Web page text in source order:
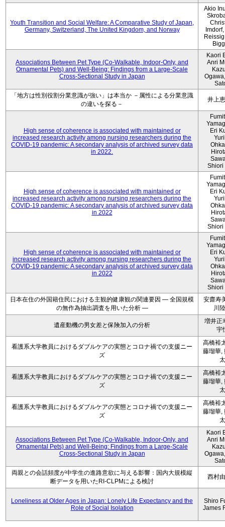
Youth Transition and Social Welfare: A Comparative Study of Japan,
Germany, Switzerland, The United Kingdom, and Norway
Akio
Associations Between Pet Type (Co-Walkable, Indoor-Only, and
Ornamental Pets) and Well-Being: Findings from a Large-Scale
Cross-Sectional Study in Japan
Kaori
Anri
「地方は性別役割分業意識が強い」は本当か －属性による分業意識
の違いを探る－
井上
High sense of coherence is associated with maintained or
increased research activity among nursing researchers during the
COVID-19 pandemic: A secondary analysis of archived survey data
in 2022.
Eri
Shiori
High sense of coherence is associated with maintained or
increased research activity among nursing researchers during the
COVID-19 pandemic: A secondary analysis of archived survey data
in 2022
Eri
Shiori
High sense of coherence is associated with maintained or
increased research activity among nursing researchers during the
COVID-19 pandemic: A secondary analysis of archived survey data
in 2022
Eri
Shiori
日本在住の外国籍住民における主観的健康観の関連要因 ― 全国規模
の無作為抽出調査を用いた分析 ―
安齋寿
川
遺産動機の男女差と保険加入の分析
増井正
宇
看護系大学教員におけるダブルケアの実態とコロナ禍での支援ニー
ズ
高橋裕
藤瑠華,
太
看護系大学教員におけるダブルケアの実態とコロナ禍での支援ニー
ズ
高橋裕
藤瑠華,
太
看護系大学教員におけるダブルケアの実態とコロナ禍での支援ニー
ズ
高橋裕
藤瑠華,
太
Associations Between Pet Type (Co-Walkable, Indoor-Only, and
Ornamental Pets) and Well-Being: Findings from a Large-Scale
Cross-Sectional Study in Japan
Kaori
Anri
両親との会話頻度が中学生の進路意欲に与える影響：国内大規模縦
断データを用いたRI-CLPMによる検討
西村
Loneliness at Older Ages in Japan: Lonely Life Expectancy and the
Role of Social Isolation
Shiro
James